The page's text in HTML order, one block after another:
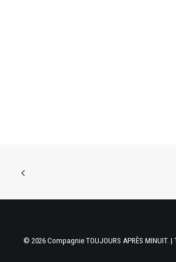
© 2026 Compagnie TOUJOURS APRÈS MINUIT.